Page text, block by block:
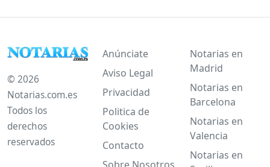
© 2026
Notarias.com.es
Todos los
derechos
reservados
Anúnciate
Aviso Legal
Privacidad
Politica de
Cookies
Contacto
Notarias en
Madrid
Notarias en
Barcelona
Notarias en
Valencia
Notarias en